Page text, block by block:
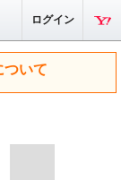
ログイン
ついて